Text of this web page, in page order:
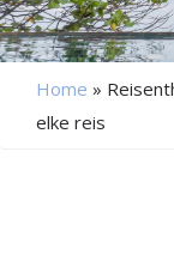
Home »
elke reis